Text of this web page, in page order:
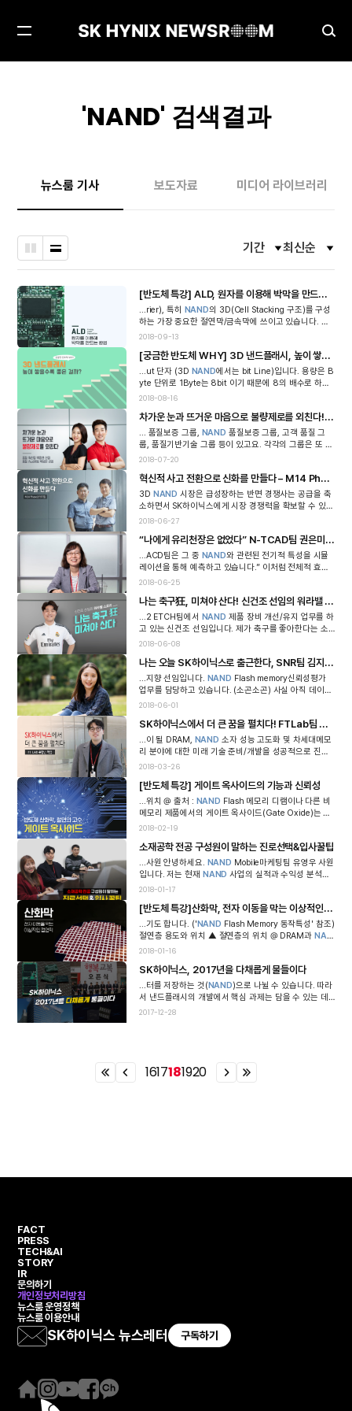
검
색
메
'NAND' 검색결과
뉴스룸 기사 보도자료 미디어 라이브러리
바
판
형
나
형
기간
필
터
션
열
고
닫
최신순
터
[반도체 특강] ALD, 원자를 이용해 박막을 만드는 방법
...rier), 특히 NAND의 3D(Cell Stacking 구조)를 구성
하는 가장 중요한 절연막/금속막에 쓰이고 있습니다. 반
도체 테크놀로지 발전에 따른 박막 두께 이슈 반도체 테
2018-09-13
[궁금한 반도체 WHY] 3D 낸드플래시, 높이 쌓을수록 좋은 걸까?
...ut 단자 (3D NAND에서는 bit Line)입니다. 용량은 B
yte 단위로 1Byte는 8bit 이기 때문에 8의 배수로 하나
의 셀을 구성한 것으로 볼 수 있습니다. 또한 메모리 셀
2018-08-16
차가운 눈과 뜨거운 마음으로 불량제로를 외친다! 품질혁신팀 백창훈 선임&품질 Audit팀 박성은
... 품질보증 그룹, NAND 품질보증 그룹, 고객 품질 그
룹, 품질기반기술 그룹 등이 있고요. 각각의 그룹은 또 여
러 팀으로 나뉘게 됩니다. 두 선임이 속한 품질관리그룹
2018-07-20
혁신적 사고 전환으로 신화를 만들다 – M14 Phase2 PJT팀
3D NAND 시장은 급성장하는 반면 경쟁사는 공급을 축
소하면서 SK하이닉스에게 시장 경쟁력을 확보할 수 있는
기회가 찾아왔습니다. 그리고 이 기회를 놓치지 않기 위
2018-06-27
“나에게 유리천장은 없었다” N-TCAD팀 권은미 수석의 이야기
...ACD팀은 그 중 NAND와 관련된 전기적 특성을 시뮬
레이션을 통해 예측하고 있습니다.” 이처럼 전체적 효율
성에 중요한 역할을 하기에 TCAD업무가 딱 맞는다는 권
2018-06-25
나는 축구狂, 미쳐야 산다! 신건조 선임의 워라밸 스토리
...2 ETCH팀에서 NAND 제품 장비 개선/유지 업무를 하
고 있는 신건조 선임입니다. 제가 축구를 좋아한다는 소
문이 어디까지 난 것인가요? 하하” 축구 이야기로 입을
2018-06-08
나는 오늘 SK하이닉스로 출근한다, SNR팀 김지향 선임
...지향 선임입니다. NAND Flash memory신뢰성평가
업무를 담당하고 있습니다. (소곤소곤) 사실 아직 데이터
정리만 해요. ^^” 김지향 선임은 입사도 5개월 차, 사회생
2018-06-01
SK하이닉스에서 더 큰 꿈을 펼치다! FTLab팀 유향근 책임
...이 될 DRAM, NAND 소자 성능 고도화 및 차세대메모
리 분야에 대한 미래 기술 준비/개발을 성공적으로 진행
하고자 현재 최선을 다하고 있습니다. 이를 바탕으로 SK
2018-03-26
[반도체 특강] 게이트 옥사이드의 기능과 신뢰성
...위치 @ 출처 : NAND Flash 메모리 디램이나 다른 비
메모리 제품에서의 게이트 옥사이드(Gate Oxide)는 전
자의 이동을 차단하는 역할을 합니다. 절연 효과를 높이
2018-02-19
소재공학 전공 구성원이 말하는 진로선택&입사꿀팁
...사원 안녕하세요. NAND Mobile마케팅팀 유영우 사원
입니다. 저는 현재 NAND 사업의 실적과 수익성 분석업
무를 담당하고 있습니다. 월말 결산이 완료되면 월별 수
2018-01-17
[반도체 특강]산화막, 전자 이동을 막는 이상적인 절연막
...기도 합니다. ('NAND Flash Memory 동작특성' 참조)
절연층 용도와 위치 ▲ 절연층의 위치 @ DRAM과 NAN
D의 복합 형태의 예 그럼 절연층이 반도체 어디에 있는지
2018-01-16
SK하이닉스, 2017년을 다채롭게 물들이다
...터를 저장하는 것(NAND)으로 나뉠 수 있습니다. 따라
서 낸드플래시의 개발에서 핵심 과제는 담을 수 있는 데
이터의 양을 늘리는 것이죠. 특히, 오늘날과 같은 정보의
2017-12-28
이
이
1617181920
이
이
FACT
PRESS
TECH&AI
STORY
IR
문의하기
개인정보처리방침
뉴스룸 운영정책
뉴스룸 이용안내
SK하이닉스 뉴스레터 구독하기
홈
인
스
유
튜
페
카